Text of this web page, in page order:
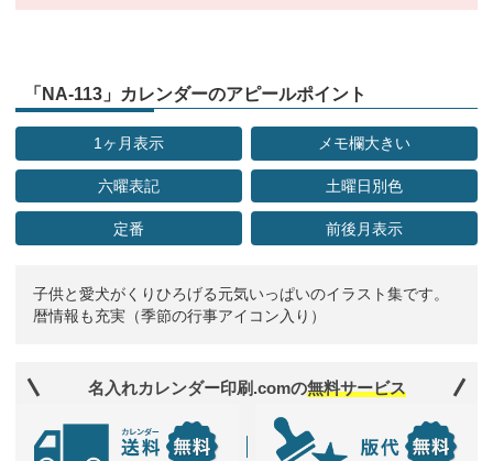
「NA-113」カレンダーのアピールポイント
1ヶ月表示 メモ欄大きい
六曜表記 土曜日別色
定番 前後月表示
子供と愛犬がくりひろげる元気いっぱいのイラスト集です。
暦情報も充実（季節の行事アイコン入り）
名入れカレンダー印刷.comの無料サービス